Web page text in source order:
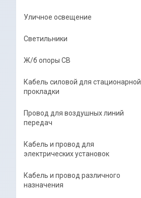
Уличное освещение
Светильники
Ж/б опоры СВ
Кабель силовой для стационарной
прокладки
Провод для воздушных линий
передач
Кабель и провод для
электрических установок
Кабель и провод различного
назначения